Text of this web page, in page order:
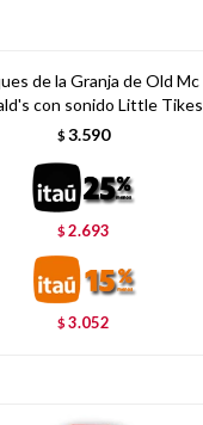
de la Granja de Old Mc
con sonido Little Tikes
$ 3.590
$2.693
$3.052